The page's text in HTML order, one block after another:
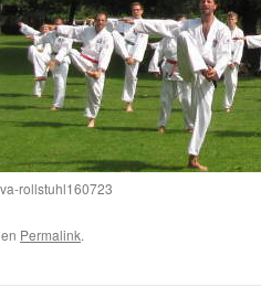
rollstuhl160723
Permalink.